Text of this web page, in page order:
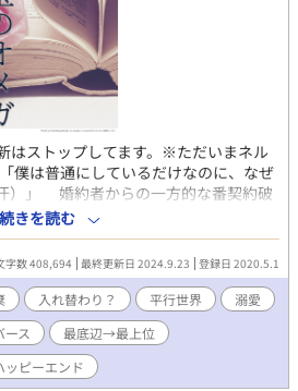
いてしまった。 あと、各章に名称つけ
没シナリオを７話分のボリュームでの
大不評でした(汗) ディープ層向けな内
の握手だ」を投稿します。本編が進み
ですがHしたくなっちゃいました」を
のお話書きました。そして妊婦さんな
書きたかったです。 20.02.27 「世話の
す。 話書いたのわしですが、酷い設定
ん。 20.02.28 「死んだなこりゃあ」を
R18を書けないですが、書きてえ。や
性欲のまま暴れて犯るか」を投稿しま
人はどうも男よりの性格しているので
すね・・・。 20.03.01 「お前と一緒に
三章、良い最終回だった…としたいと
話を書く予定です。 後、第四章あた
考えています。 20.03.05 職場がキツ
くは執筆できないかもしれないで
なと思っています。
はストップしてます。※ただいまネル
僕は普通にしているだけなのに、なぜ
）」 婚約者からの一方的な番契約破
はずだった。 しかし目が覚めると、
界から、最上位の世界に変わってい
レクシアといい、わがまま横暴でナル
だった。 この世界で、オメガは神殿
よ花よと大事にされて育つ。 そし
を選ぶという。 こちらの世界は、治
もっとも強く、オメガ男性は神秘の
オメガが選んだ相手は神殿に手厚く
王位につけ、没落貴族は返り咲き、
続きを読む
字数 408,694 最終更新日 2024.9.23 登録日 2020.5.1
入れ替わり？ 平行世界
溺愛
ース
最底辺→最上位
ッピーエンド